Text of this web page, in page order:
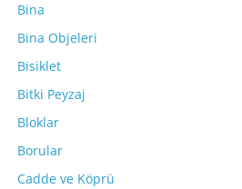
Bina
Bina Objeleri
Bisiklet
Bitki Peyzaj
Bloklar
Borular
Cadde ve Köprü